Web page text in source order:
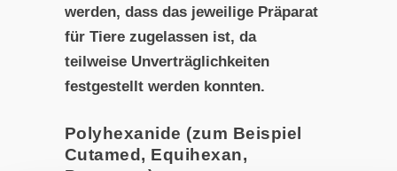
werden, dass das jeweilige Präparat
für Tiere zugelassen ist, da
teilweise Unverträglichkeiten
festgestellt werden konnten.
Polyhexanide (zum Beispiel
Cutamed, Equihexan,